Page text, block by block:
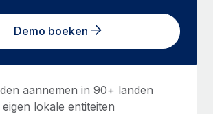
Demo boeken
aannemen in 90+ landen
lokale entiteiten